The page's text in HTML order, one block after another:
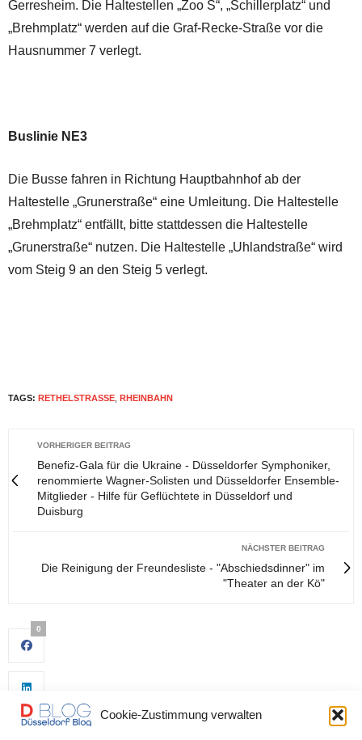
Cookie-Zustimmung verwalten
Gerresheim. Die Haltestellen „Zoo S“, „Schillerplatz“ und
„Brehmplatz“ werden auf die Graf-Recke-Straße vor die
Hausnummer 7 verlegt.
Buslinie NE3
Die Busse fahren in Richtung Hauptbahnhof ab der
Haltestelle „Grunerstraße“ eine Umleitung. Die Haltestelle
„Brehmplatz“ entfällt, bitte stattdessen die Haltestelle
„Grunerstraße“ nutzen. Die Haltestelle „Uhlandstraße“ wird
vom Steig 9 an den Steig 5 verlegt.
TAGS: RETHELSTRASSE RHEINBAHN
VORHERIGER BEITRAG
Benefiz-Gala für die Ukraine - Düsseldorfer Symphoniker,
renommierte Wagner-Solisten und Düsseldorfer Ensemble-
Mitglieder - Hilfe für Geflüchtete in Düsseldorf und
Duisburg
NÄCHSTER BEITRAG
Die Reinigung der Freundesliste - "Abschiedsdinner" im
"Theater an der Kö"
0